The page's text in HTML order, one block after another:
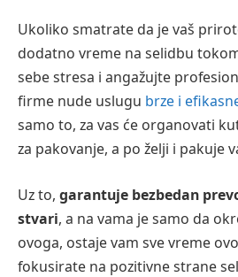
Ukoliko smatrate da je vaš
dodatno vreme na selidbu
sebe stresa i angažujte
firme nude uslugu brze i
samo to, za vas će organovati
za pakovanje, a po želji i pakuje
Uz to, garantuje bezbedan
stvari, a na vama je samo da
ovoga, ostaje vam sve vreme
fokusirate na pozitivne strane